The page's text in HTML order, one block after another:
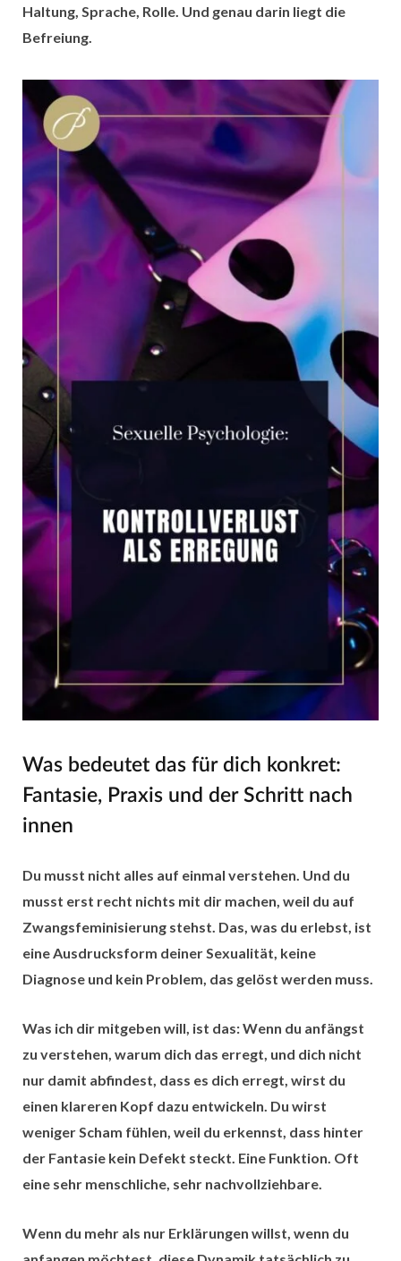
Haltung, Sprache, Rolle. Und genau darin liegt die
Befreiung.
Was bedeutet das für dich konkret:
Fantasie, Praxis und der Schritt nach
innen
Du musst nicht alles auf einmal verstehen. Und du
musst erst recht nichts mit dir machen, weil du auf
Zwangsfeminisierung stehst. Das, was du erlebst, ist
eine Ausdrucksform deiner Sexualität, keine
Diagnose und kein Problem, das gelöst werden muss.
Was ich dir mitgeben will, ist das: Wenn du anfängst
zu verstehen, warum dich das erregt, und dich nicht
nur damit abfindest, dass es dich erregt, wirst du
einen klareren Kopf dazu entwickeln. Du wirst
weniger Scham fühlen, weil du erkennst, dass hinter
der Fantasie kein Defekt steckt. Eine Funktion. Oft
eine sehr menschliche, sehr nachvollziehbare.
Wenn du mehr als nur Erklärungen willst, wenn du